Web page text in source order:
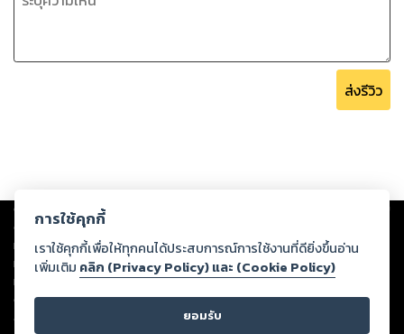
ส่งรีวิว
Copyright © 2026
ต่อผลงานหรือเนื้อหาใดที่อัปโหลดผ่านเว็บไซต์และปรากฏว่าละเมิดสิทธิใน
ทรัพย์สินทางปัญญาของบุคคลอื่นหรือขัดต่อกฎหมายและศีลธรรม ดังนั้น ผู้อ่าน
ทุกท่านโปรดใช้วิจารณญาณในการกลั่นกรองด้วยตนเอง และหากท่านพบว่าส่วน
หนึ่งส่วนใดขัดต่อกฎหมายและศีลธรรม กรุณาแจ้งมายังบริษัท เพื่อทีมงานจะได้
ดำเนินการในทันที ทั้งนี้ ทางสตอรี่ล็อกขอสงวนลิขสิทธิ์ตามพระราชบัญญัติ
ลิขสิทธิ์ พ.ศ. 2537 (ฉบับล่าสุด)
การใช้คุกกี้
เราใช้คุกกี้เพื่อให้ทุกคนได้ประสบการณ์การใช้งานที่ดียิ่งขึ้นอ่าน
เพิ่มเติม คลิก (Privacy Policy) และ (Cookie Policy)
ยอมรับ